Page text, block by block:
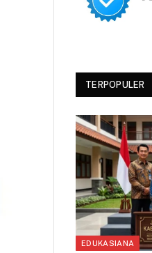
TERPOPULER
EDUKASIANA